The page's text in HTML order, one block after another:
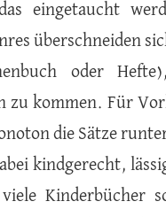
eingetaucht
überschneiden
oder
zu kommen. Für
die Sätze
kindgerecht,
Kinderbücher